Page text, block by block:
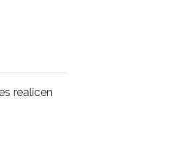
realicen